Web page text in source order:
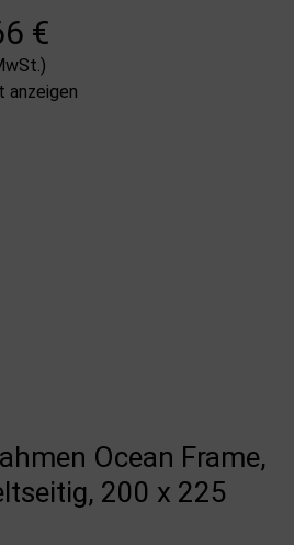
€
anzeigen
Ocean Frame,
200 x 225